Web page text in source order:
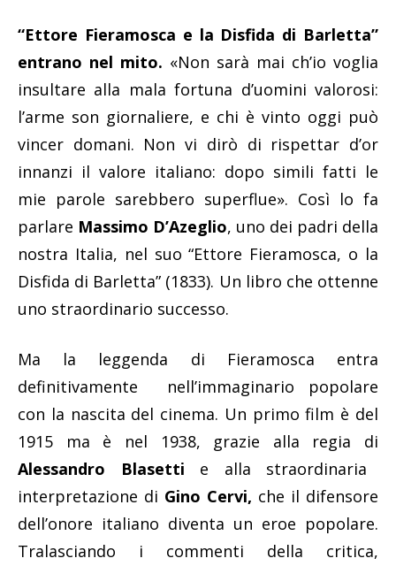
“Ettore Fieramosca e la Disfida di Barletta”
entrano nel mito. «Non sarà mai ch’io voglia
insultare alla mala fortuna d’uomini valorosi:
l’arme son giornaliere, e chi è vinto oggi può
vincer domani. Non vi dirò di rispettar d’or
innanzi il valore italiano: dopo simili fatti le
mie parole sarebbero superflue». Così lo fa
parlare Massimo D’Azeglio, uno dei padri della
nostra Italia, nel suo “Ettore Fieramosca, o la
Disfida di Barletta” (1833). Un libro che ottenne
uno straordinario successo.
Ma la leggenda di Fieramosca entra
definitivamente nell’immaginario popolare
con la nascita del cinema. Un primo film è del
1915 ma è nel 1938, grazie alla regia di
Alessandro Blasetti e alla straordinaria
interpretazione di Gino Cervi, che il difensore
dell’onore italiano diventa un eroe popolare.
Tralasciando i commenti della critica,